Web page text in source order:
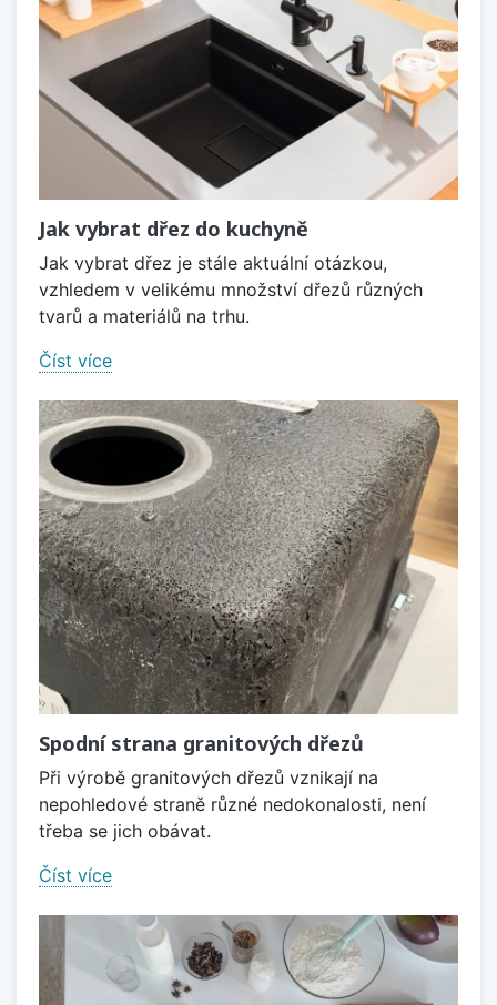
Jak vybrat dřez do kuchyně
Jak vybrat dřez je stále aktuální otázkou,
vzhledem v velikému množství dřezů různých
tvarů a materiálů na trhu.
Číst více
Spodní strana granitových dřezů
Při výrobě granitových dřezů vznikají na
nepohledové straně různé nedokonalosti, není
třeba se jich obávat.
Číst více